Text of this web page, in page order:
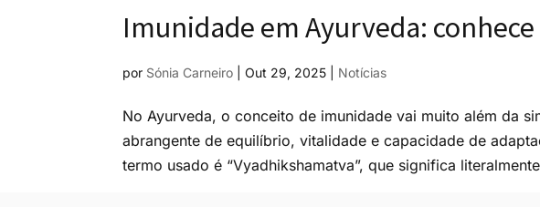
Imunidade em Ayurveda:
por Sónia Carneiro |Out 29, 2025 Notícias
No Ayurveda, o conceito de imunidade vai muito além da
abrangente de equilíbrio, vitalidade e capacidade de
termo usado é “Vyadhikshamatva”, que significa